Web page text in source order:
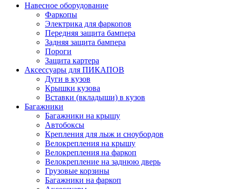
Навесное оборудование
Фаркопы
Электрика для фаркопов
Передняя защита бампера
Задняя защита бампера
Пороги
Защита картера
Аксессуары для ПИКАПОВ
Дуги в кузов
Крышки кузова
Вставки (вкладыши) в кузов
Багажники
Багажники на крышу
Автобоксы
Крепления для лыж и сноубордов
Велокрепления на крышу
Велокрепления на фаркоп
Велокрепление на заднюю дверь
Грузовые корзины
Багажники на фаркоп